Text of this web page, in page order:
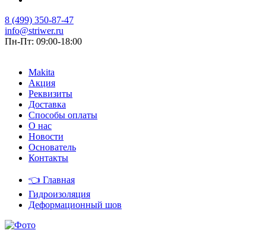
8 (499) 350-87-47
info@striwer.ru
Пн-Пт: 09:00-18:00
Makita
Акция
Реквизиты
Доставка
Способы оплаты
О нас
Новости
Основатель
Контакты
👈 Главная
Гидроизоляция
Деформационный шов